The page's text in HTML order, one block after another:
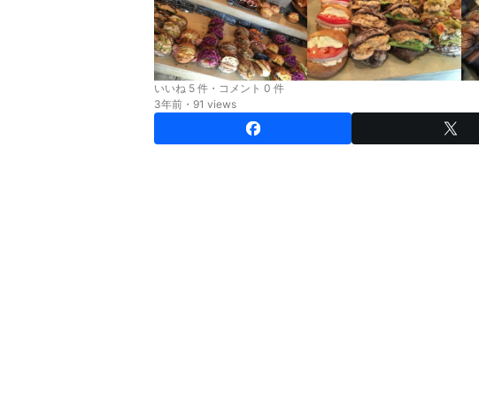
いいね 5 件・コメント 0 件
3年前・91 views